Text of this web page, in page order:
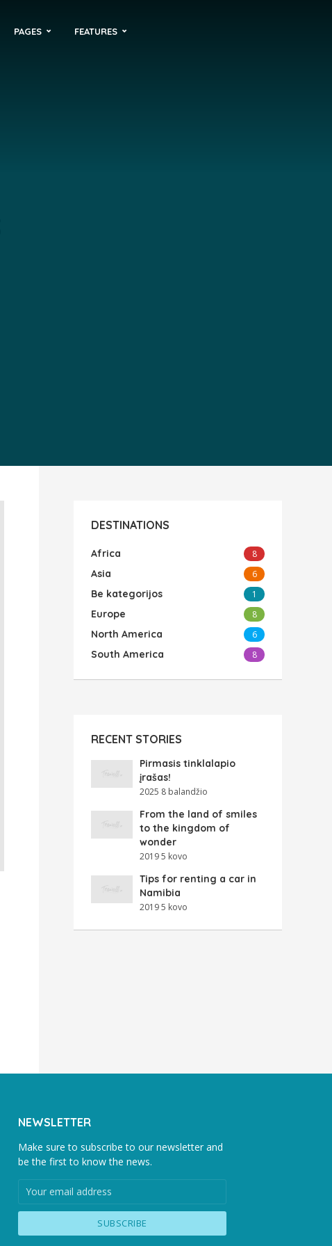
PAGES FEATURES
DESTINATIONS
Africa 8
Asia 6
Be kategorijos 1
Europe 8
North America 6
South America 8
RECENT STORIES
Pirmasis tinklalapio
įrašas!
2025 8 balandžio
From the land of smiles
to the kingdom of
wonder
2019 5 kovo
Tips for renting a car in
Namibia
2019 5 kovo
NEWSLETTER
Make sure to subscribe to our newsletter and
be the first to know the news.